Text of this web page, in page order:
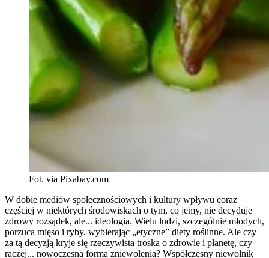
Fot. via Pixabay.com
W dobie mediów społecznościowych i kultury wpływu coraz
częściej w niektórych środowiskach o tym, co jemy, nie decyduje
zdrowy rozsądek, ale... ideologia. Wielu ludzi, szczególnie młodych,
porzuca mięso i ryby, wybierając „etyczne” diety roślinne. Ale czy
za tą decyzją kryje się rzeczywista troska o zdrowie i planetę, czy
raczej... nowoczesna forma zniewolenia? Współczesny niewolnik